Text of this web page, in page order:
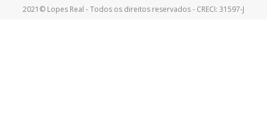
2021© Lopes Real - Todos os direitos reservados - CRECI: 31597-J